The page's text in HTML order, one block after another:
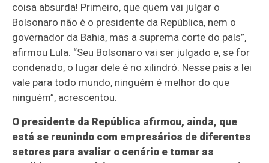
coisa absurda! Primeiro, que quem vai julgar o
Bolsonaro não é o presidente da República, nem o
governador da Bahia, mas a suprema corte do país”,
afirmou Lula. “Seu Bolsonaro vai ser julgado e, se for
condenado, o lugar dele é no xilindró. Nesse país a lei
vale para todo mundo, ninguém é melhor do que
ninguém”, acrescentou.
O presidente da República afirmou, ainda, que
está se reunindo com empresários de diferentes
setores para avaliar o cenário e tomar as